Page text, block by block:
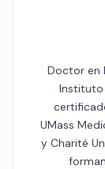
Doctor en
Instituto
UMass
y Charité